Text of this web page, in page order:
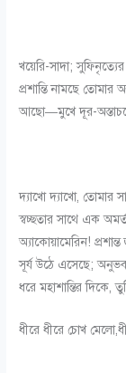
খয়েরি-সাদা;
প্রশান্তি নামছে
আছো—মুখে দূর-
দ্যাখো দ্যাখো, তোমার
স্বচ্ছতার সাথে এক
অ্যাকোয়ামেরিন!
সূর্য উঠে এসেছে; অনুভব
ধরে মহাশান্তির দিকে,
ধীরে ধীরে চোখ